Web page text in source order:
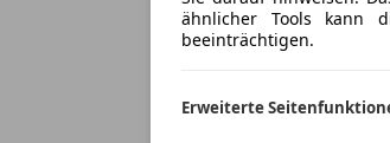
ähnlicher Tools kann
beeinträchtigen.
Erweiterte